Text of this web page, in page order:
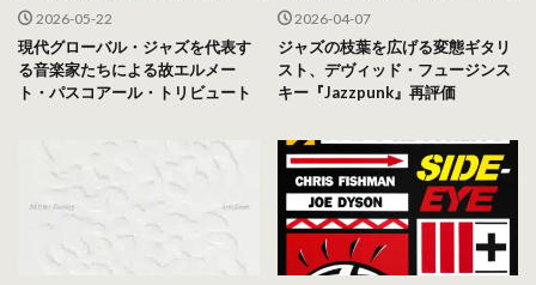
2026-05-22
現代グローバル・ジャズを代表す
る音楽家たちによる故エルメー
ト・パスコアール・トリビュート
2026-04-07
ジャズの枝葉を広げる変態ギタリ
スト、デヴィッド・フュージンス
キー『Jazzpunk』再評価